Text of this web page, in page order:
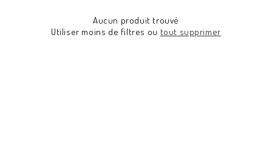
Aucun produit trouvé
Utiliser moins de filtres ou tout supprimer